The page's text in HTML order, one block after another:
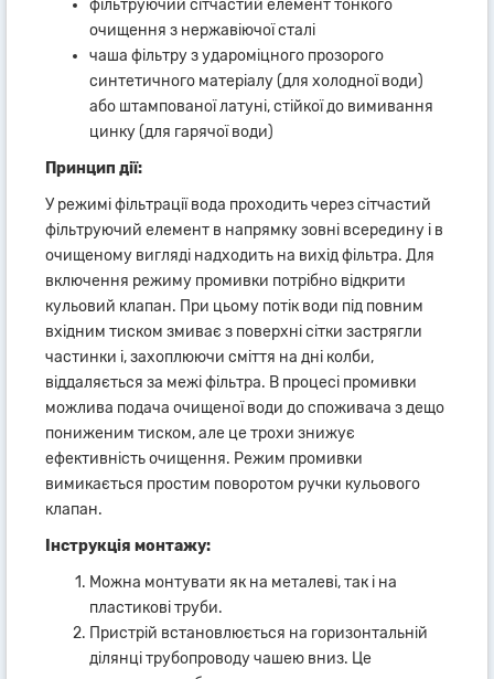
фільтруючий сітчастий елемент тонкого
очищення з нержавіючої сталі
чаша фільтру з удароміцного прозорого
синтетичного матеріалу (для холодної води)
або штампованої латуні, стійкої до вимивання
цинку (для гарячої води)
Принцип дії:
У режимі фільтрації вода проходить через сітчастий
фільтруючий елемент в напрямку зовні всередину і в
очищеному вигляді надходить на вихід фільтра. Для
включення режиму промивки потрібно відкрити
кульовий клапан. При цьому потік води під повним
вхідним тиском змиває з поверхні сітки застрягли
частинки і, захоплюючи сміття на дні колби,
віддаляється за межі фільтра. В процесі промивки
можлива подача очищеної води до споживача з дещо
пониженим тиском, але це трохи знижує
ефективність очищення. Режим промивки
вимикається простим поворотом ручки кульового
клапан.
Інструкція монтажу:
Можна монтувати як на металеві, так і на
пластикові труби.
Пристрій встановлюється на горизонтальній
ділянці трубопроводу чашею вниз. Це